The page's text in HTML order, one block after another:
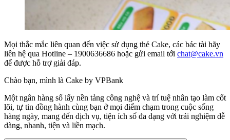
Mọi thắc mắc liên quan đến việc sử dụng thẻ Cake, các bác tài hãy
liên hệ qua Hotline – 1900636686 hoặc gửi email tới chat@cake.vn
để được hỗ trợ giải đáp.
Chào bạn, mình là Cake by VPBank
Một ngân hàng số lấy nền tảng công nghệ và trí tuệ nhân tạo làm cốt
lõi, tự tin đồng hành cùng bạn ở mọi điểm chạm trong cuộc sống
hàng ngày, mang đến dịch vụ, tiện ích số đa dạng với trải nghiệm dễ
dàng, nhanh, tiện và liền mạch.